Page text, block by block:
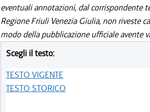
eventuali annotazioni, dal corrispondente
Regione Friuli Venezia Giulia, non riveste
modo della pubblicazione ufficiale avente
Scegli il testo:
TESTO VIGENTE
TESTO STORICO